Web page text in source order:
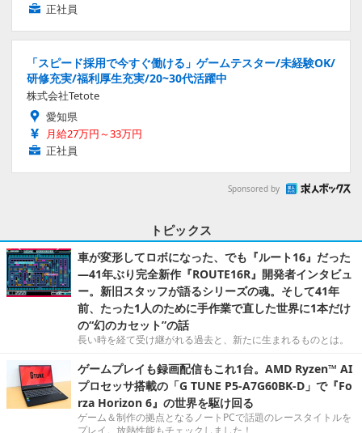
正社員
「スピード採用で今すぐ働ける」ゲームテスター/未経験OK/
研修充実/福利厚生充実/20~30代活躍中
株式会社Tetote
愛知県
月給27万円～33万円
正社員
Sponsored by
トピックス
車が変形してロボになった、でも『ルート16』だった
―41年ぶり完全新作『ROUTE16R』開発者インタビュ
ー。新旧スタッフが語るシリーズの魂。そして41年
前、たった1人のために手作業で直した世界に1本だけ
の“幻のカセット”の話
長い時を経て受け継がれる過去と、新たに生まれるものとは。
ゲームプレイも録画配信もこれ1台。AMD Ryzen™ AI
プロセッサ搭載の「G TUNE P5-A7G60BK-D」で『Fo
rza Horizon 6』の世界を駆け回る
ゲーム＆制作の拠点となるノートPCで話題のレースタイトルを
プレイ。放熱性能もチェックしました！